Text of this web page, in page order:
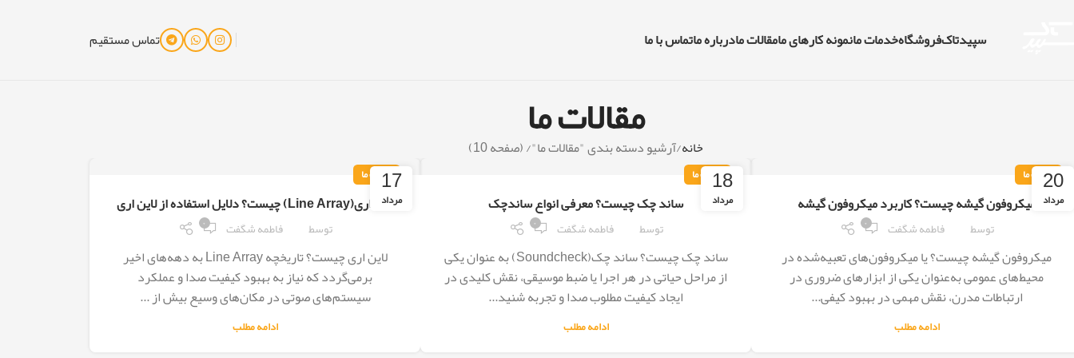
سپیدتاکفروشگاهخدمات مانمونه کارهای مامقالات مادرباره ماتماس با ما تماس مستقیم
مقالات ما خانه آرشیو دسته بندی "مقالات ما" (صفحه 10)
20
مرداد
مقالات ما
میکروفون گیشه چیست؟ کاربرد میکروفون گیشه
توسط فاطمه شگفت ۰
میکروفون گیشه چیست؟ یا میکروفون‌های تعبیه‌شده در
محیط‌های عمومی به‌عنوان یکی از ابزارهای ضروری در
ارتباطات مدرن، نقش مهمی در بهبود کیفی...
ادامه مطلب
18
مرداد
مقالات ما
ساند چک چیست؟ معرفی انواع ساندچک
توسط فاطمه شگفت ۰
ساند چک چیست؟ ساند چک(Soundcheck) به عنوان یکی
از مراحل حیاتی در هر اجرا یا ضبط موسیقی، نقش کلیدی در
ایجاد کیفیت مطلوب صدا و تجربه شنید...
ادامه مطلب
17
مرداد
مقالات ما
لاین اری(Line Array) چیست؟ دلایل استفاده از لاین اری
توسط فاطمه شگفت ۰
لاین اری چیست؟ تاریخچه Line Array به دهه‌های اخیر
برمی‌گردد که نیاز به بهبود کیفیت صدا و عملکرد
سیستم‌های صوتی در مکان‌های وسیع بیش از ...
ادامه مطلب